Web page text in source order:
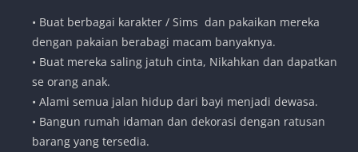
• Buat berbagai karakter / Sims dan pakaikan mereka
dengan pakaian berabagi macam banyaknya.
• Buat mereka saling jatuh cinta, Nikahkan dan dapatkan
se orang anak.
• Alami semua jalan hidup dari bayi menjadi dewasa.
• Bangun rumah idaman dan dekorasi dengan ratusan
barang yang tersedia.